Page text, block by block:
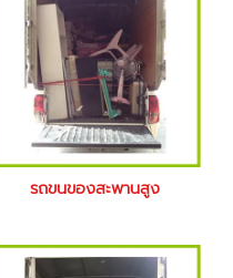
รถขนของสะพานสูง